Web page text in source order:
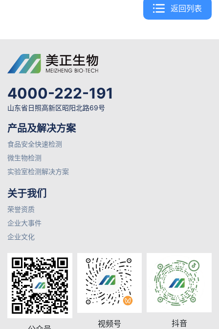
返回列表
4000-222-191
山东省日照高新区昭阳北路69号
产品及解决方案
食品安全快速检测
微生物检测
实验室检测解决方案
关于我们
荣誉资质
企业大事件
企业文化
视频号 抖音